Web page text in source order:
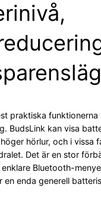
praktiska
BudsLink kan visa
hörlur, och i vissa
Det är en stor
Bluetooth-
en enda generell